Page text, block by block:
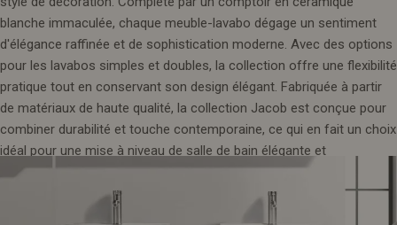
blanche immaculée, chaque meuble-lavabo dégage un sentiment
d'élégance raffinée et de sophistication moderne. Avec des options
pour les lavabos simples et doubles, la collection offre une flexibilité
pratique tout en conservant son design élégant. Fabriquée à partir
de matériaux de haute qualité, la collection Jacob est conçue pour
combiner durabilité et touche contemporaine, ce qui en fait un choix
idéal pour une mise à niveau de salle de bain élégante et
fonctionnelle.